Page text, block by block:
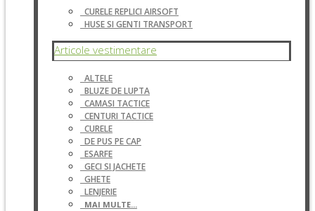
CURELE REPLICI AIRSOFT
HUSE SI GENTI TRANSPORT
Articole vestimentare
ALTELE
BLUZE DE LUPTA
CAMASI TACTICE
CENTURI TACTICE
CURELE
DE PUS PE CAP
ESARFE
GECI SI JACHETE
GHETE
LENJERIE
MAI MULTE...